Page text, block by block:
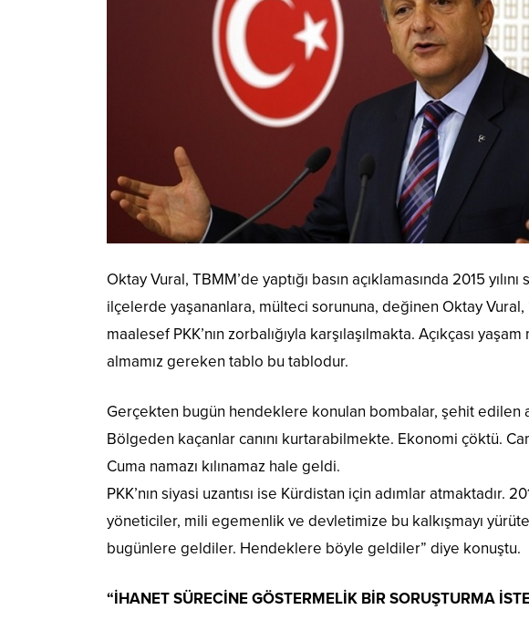
Oktay Vural, TBMM’de yaptığı basın açıklamasında 2015
ilçelerde yaşananlara, mülteci sorununa, değinen Oktay
maalesef PKK’nın zorbalığıyla karşılaşılmakta. Açıkçası
almamız gereken tablo bu tablodur.
Gerçekten bugün hendeklere konulan bombalar, şehit edilen
Bölgeden kaçanlar canını kurtarabilmekte. Ekonomi çöktü.
Cuma namazı kılınamaz hale geldi.
PKK’nın siyasi uzantısı ise Kürdistan için adımlar
yöneticiler, mili egemenlik ve devletimize bu kalkışmayı
bugünlere geldiler. Hendeklere böyle geldiler” diye konuştu.
“İHANET SÜRECİNE GÖSTERMELİK BİR SORUŞTURMA